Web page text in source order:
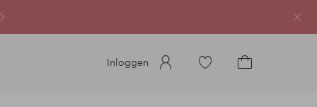
Inloggen
Ga